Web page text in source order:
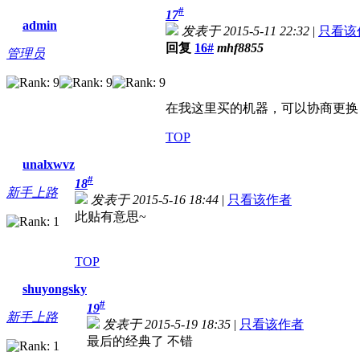
admin
管理员
17#
发表于 2015-5-11 22:32 | 只看该
回复 16# mhf8855
在我这里买的机器，可以协商更
TOP
unalxwvz
新手上路
18#
发表于 2015-5-16 18:44 | 只看该作者
此贴有意思~
TOP
shuyongsky
新手上路
19#
发表于 2015-5-19 18:35 | 只看该作者
最后的经典了 不错